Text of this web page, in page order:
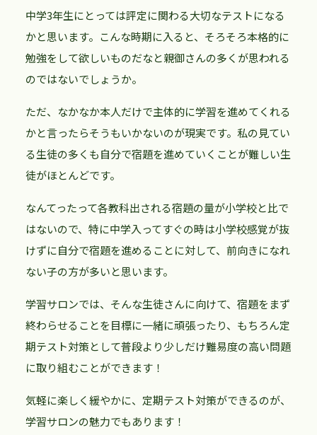
中学3年生にとっては評定に関わる大切なテストになる
かと思います。こんな時期に入ると、そろそろ本格的に
勉強をして欲しいものだなと親御さんの多くが思われる
のではないでしょうか。
ただ、なかなか本人だけで主体的に学習を進めてくれる
かと言ったらそうもいかないのが現実です。私の見てい
る生徒の多くも自分で宿題を進めていくことが難しい生
徒がほとんどです。
なんてったって各教科出される宿題の量が小学校と比で
はないので、特に中学入ってすぐの時は小学校感覚が抜
けずに自分で宿題を進めることに対して、前向きになれ
ない子の方が多いと思います。
学習サロンでは、そんな生徒さんに向けて、宿題をまず
終わらせることを目標に一緒に頑張ったり、もちろん定
期テスト対策として普段より少しだけ難易度の高い問題
に取り組むことができます！
気軽に楽しく緩やかに、定期テスト対策ができるのが、
学習サロンの魅力でもあります！